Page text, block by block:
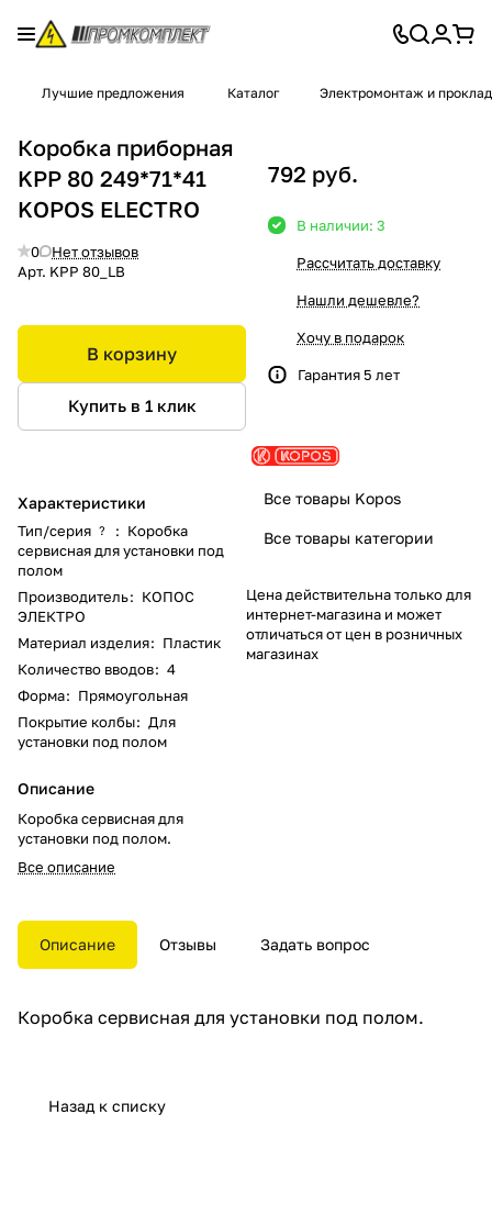
Лучшие предложения Каталог Электромонтаж и
Коробка приборная
KPP 80 249*71*41
KOPOS ELECTRO
0
Нет отзывов
Арт. KPP 80_LB
В корзину
Купить в 1 клик
Характеристики
Тип/серия ? : Коробка
сервисная для установки под
полом
Производитель: КОПОС
ЭЛЕКТРО
Материал изделия: Пластик
Количество вводов: 4
Форма: Прямоугольная
Покрытие колбы: Для
установки под полом
Описание
Коробка сервисная для
установки под полом.
Все описание
792 руб.
В наличии: 3
Рассчитать доставку
Нашли дешевле?
Хочу в подарок
Гарантия 5 лет
Все товары Kopos
Все товары категории
Цена действительна только для
интернет-магазина и может
отличаться от цен в розничных
магазинах
Описание Отзывы Задать вопрос
Коробка сервисная для установки под полом.
Назад к списку